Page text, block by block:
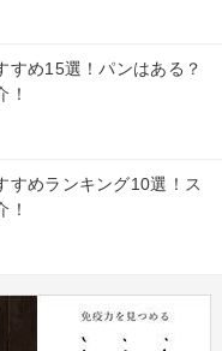
すめ15選！パンはある？
！
すめランキング10選！ス
！